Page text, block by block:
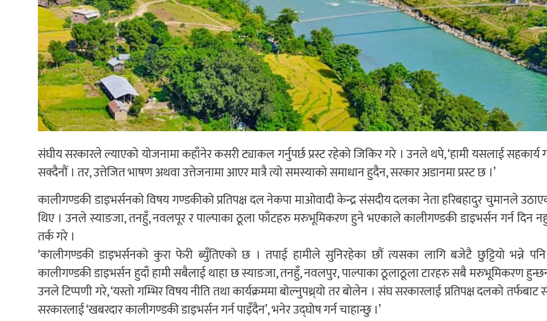
संघीय सरकारले ल्याएको योजनामा कहाँनेर कसरी ट्याकल गर्नुपर्छ प्रस्ट रहेको जिकिर गरे । उनले थपे, ‘हामी यसलाई सहकार्य
सक्दैनौं । तर, उत्तेजित भाषण अथवा उत्तेजनामा आएर मात्रै त्यो समस्याको समाधान हुदैन, सरकार अडानमा प्रस्ट छ ।’
कालीगण्डकी डाइभर्सनको विषय गण्डकीको प्रतिपक्ष दल नेकपा माओवादी केन्द्र संसदीय दलका नेता हरिबहादुर चुमानले
थिए । उनले स्याङजा, तनहुँ, नवलपूर र पाल्पाका ठूला फाँटहरु मरुभूमिकरण हुने भएकाले कालीगण्डकी डाइभर्सन गर्न दिन
तर्क गरे ।
‘कालीगण्डकी डाइभर्सनको कुरा फेरी ब्युँतिएको छ । तपाई हामीले सुनिरहेका छौं त्यसका लागि बजेटै छुट्टियो भन्ने
कालीगण्डकी डाइभर्सन हुदाँ हामी सबैलाई थाहा छ स्याङजा, तनहुँ, नवलपुर, पाल्पाका ठूलाठूला टारहरु सबै मरुभूमिकरण
उनले टिप्पणी गरे, ‘यस्तो गम्भिर विषय नीति तथा कार्यक्रममा बोल्नुपथ्र्यो तर बोलेन । संघ सरकारलाई प्रतिपक्ष दलको तर्फबाट
सरकारलाई ‘खबरदार कालीगण्डकी डाइभर्सन गर्न पाइँदैन’, भनेर उद्घोष गर्न चाहान्छु ।’